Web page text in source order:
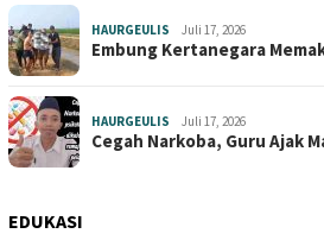
HAURGEULIS Juli 17, 2026
Embung Kertanegara
HAURGEULIS Juli 17, 2026
Cegah Narkoba, Guru Ajak
EDUKASI